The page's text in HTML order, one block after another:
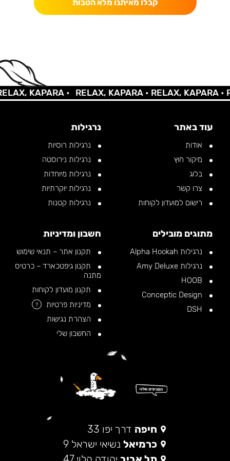
קבלו מאיתנו מלא הטבות
KAPARA • RELAX, KAPARA •RELAX, KAPARA •
עוד באתר
אודות
מיקור חוץ
בלוג
צרו קשר
רישום למועדון לקוחות
נרגילות
נרגילות רוסיות
נרגילות נירוסטה
נרגילות מיוחדות
נרגילות יוקרתיות
נרגילות קטנות
מתוגים מובילים
נרגילות Alpha Hookah
נרגילות Amy Deluxe
חשבון ומדיניות
תקנון אתר – תנאי שימוש
תקנון גיפטכארד – כרטיס
מתנה
תקנון מועדון לקוחות
מדיניות פרטיות
?
הצהרת נגישות
החשבון שלי
חיפה דרך יפו 33
כרמיאל נשיאי ישראל 9